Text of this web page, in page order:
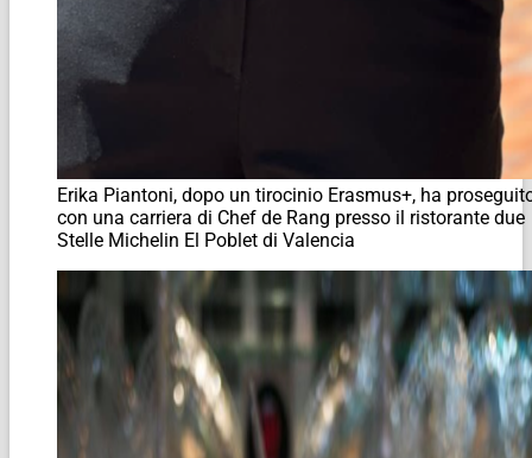
Erika Piantoni, dopo un tirocinio Erasmus+, ha
con una carriera di Chef de Rang presso il ristorante due
Stelle Michelin El Poblet di Valencia